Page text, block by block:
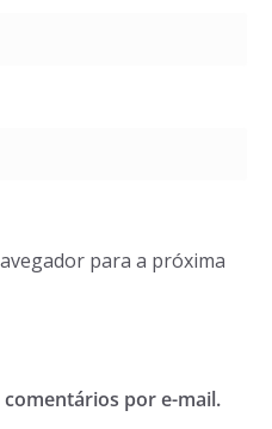
para a próxima
por e-mail.